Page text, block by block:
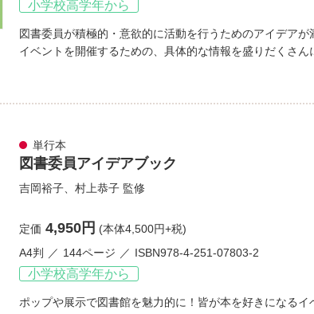
小学校高学年から
図書委員が積極的・意欲的に活動を行うためのアイデア
イベントを開催するための、具体的な情報を盛りだくさ
単行本
図書委員アイデアブック
吉岡裕子 村上恭子 監修
定価 4,950円 (本体4,500円+税)
A4判
144ページ ISBN978-4-251-07803-2
小学校高学年から
ポップや展示で図書館を魅力的に！皆が本を好きになる